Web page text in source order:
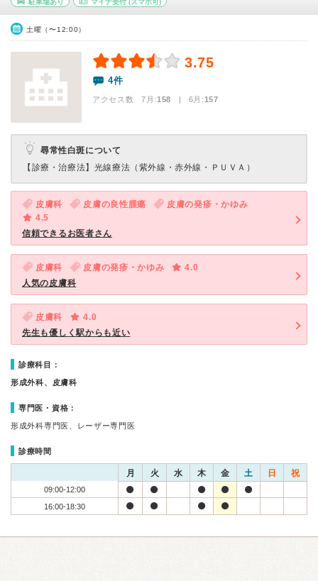
駐車場あり マイナ受付(スマホ可)
土曜（〜12:00）
3.75
4件
アクセス数 7月:158 | 6月:157
尋常性白斑について
【診療・治療法】 光線療法（紫外線・赤外線・ＰＵＶＡ）
皮膚科 皮膚の良性腫瘍
皮膚の発疹・かゆみ
4.5
信頼できるお医者さん
皮膚科 皮膚の発疹・かゆみ
4.0
人気の皮膚科
皮膚科
4.0
先生も優しく駅からも近い
診療科目：
形成外科、皮膚科
専門医・資格：
形成外科専門医、レーザー専門医
診療時間
月 火 水 木 金 土 日 祝
09:00-12:00
16:00-18:30